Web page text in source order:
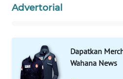
Advertorial
Dapatkan
Wahana News
DESA
WISATA
LAPAK